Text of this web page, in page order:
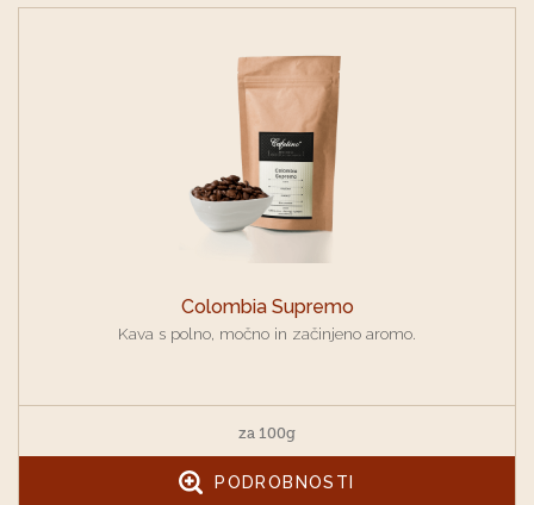
Colombia Supremo
Kava s polno, močno in začinjeno aromo.
za 100g
PODROBNOSTI